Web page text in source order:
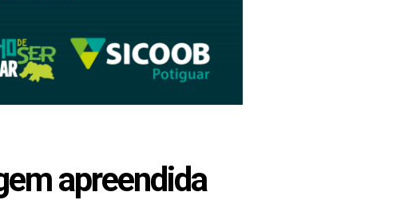
apreendida